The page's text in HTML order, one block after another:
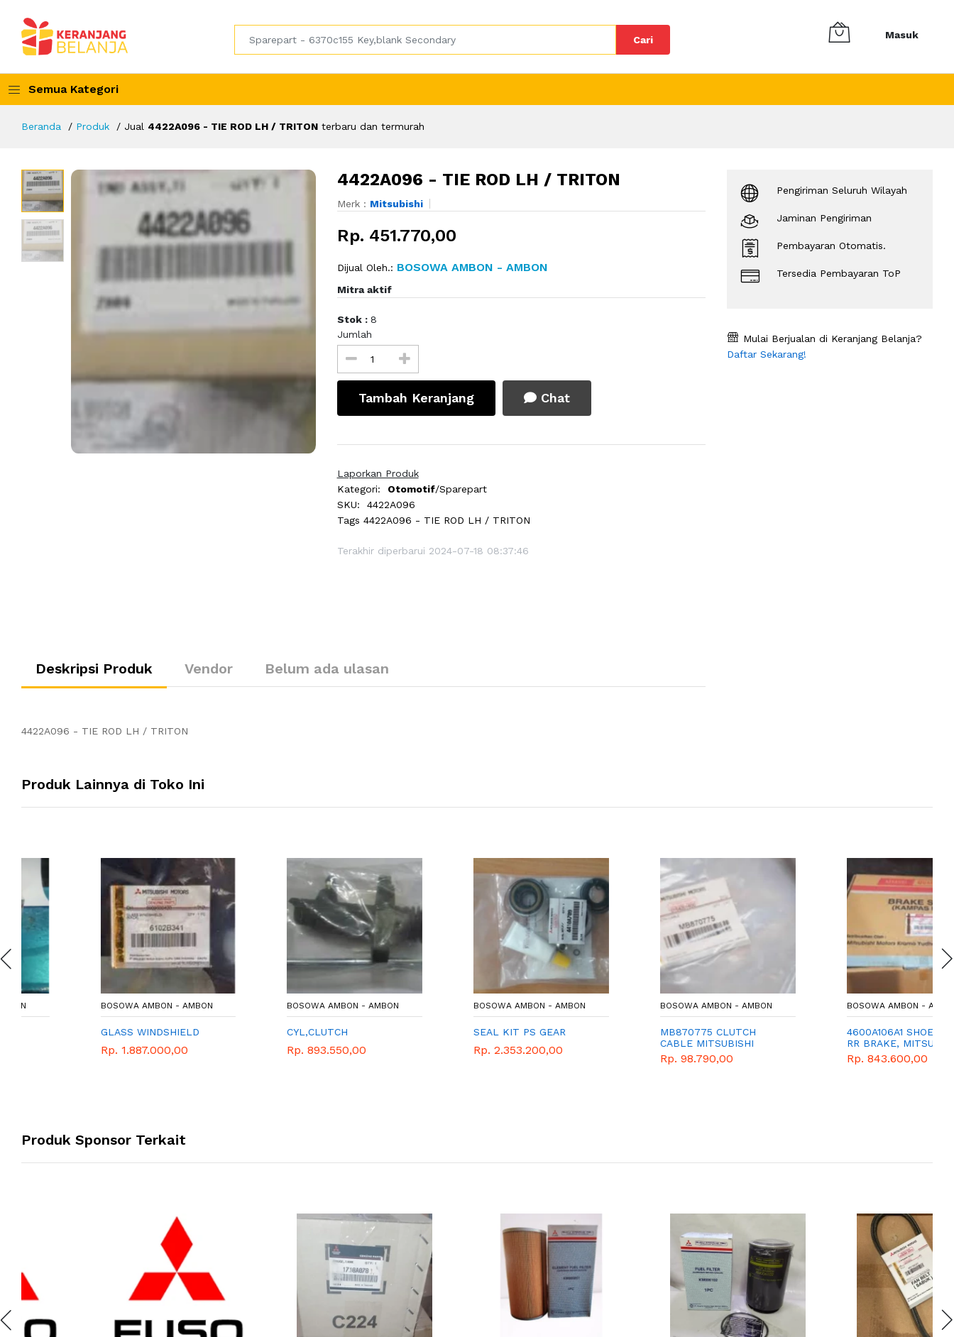
Cari Masuk
Semua Kategori
Beranda Produk Jual 4422A096 - TIE ROD LH / TRITON terbaru dan termurah
4422A096 - TIE ROD LH / TRITON
Merk : Mitsubishi
Rp. 451.770,00
Dijual Oleh.: BOSOWA AMBON - AMBON
Mitra aktif
Stok : 8
Jumlah
Tambah Keranjang Chat
Laporkan Produk
Kategori:
Otomotif/Sparepart
SKU:
4422A096
Tags 4422A096 - TIE ROD LH / TRITON
Terakhir diperbarui 2024-07-18 08:37:46
Deskripsi Produk Vendor Belum ada ulasan
4422A096 - TIE ROD LH / TRITON
Pengiriman Seluruh Wilayah
Jaminan Pengiriman
Pembayaran Otomatis.
Tersedia Pembayaran ToP
Mulai Berjualan di Keranjang Belanja?
Daftar Sekarang!
Produk Lainnya di Toko Ini
BOSOWA AMBON - AMBON
GLASS WINDSHIELD
Rp. 1.887.000,00
BOSOWA AMBON - AMBON
Rp. 893.550,00
BOSOWA AMBON - AMBON
SEAL KIT PS GEAR
Rp. 2.353.200,00
BOSOWA AMBON - AMBON
MB870775 CLUTCH
CABLE MITSUBISHI
Rp. 98.790,00
BOSOWA AMBON - AMBON
4600A106A1 SHOE SET,
RR BRAKE, MITSUBISHI
Rp. 843.600,00
Produk Sponsor Terkait